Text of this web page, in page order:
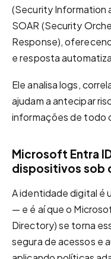
(SecurityInformation
SOAR (Security
Response),
eresposta
Ele analisa logs,
ajudam a antecipar
informações de todo
Microsoft Entra
dispositivos sob
A identidade digital é
— e é aí que o
Directory) se torna
segura de acessos e